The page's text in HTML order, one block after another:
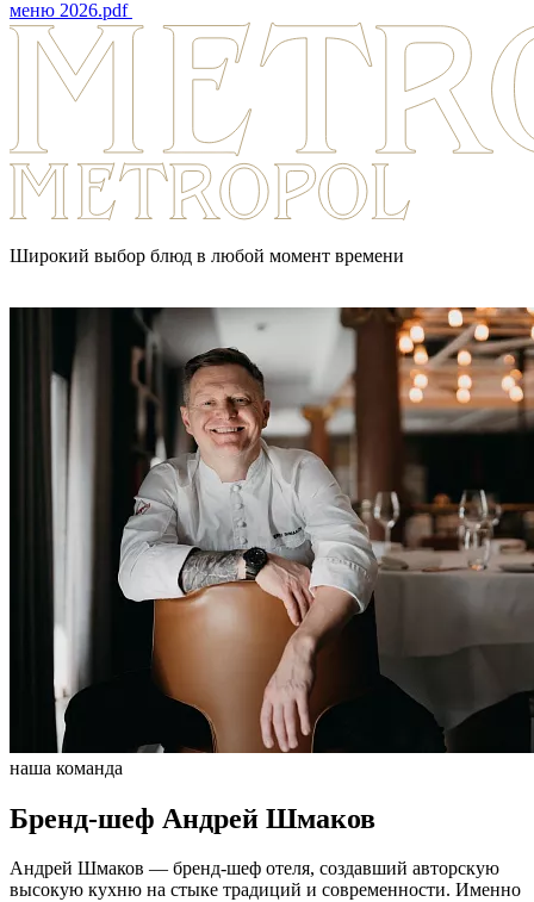
меню 2026.pdf
Широкий выбор блюд в любой момент времени
наша команда
Бренд-шеф Андрей Шмаков
Андрей Шмаков — бренд-шеф отеля, создавший авторскую
высокую кухню на стыке традиций и современности. Именно